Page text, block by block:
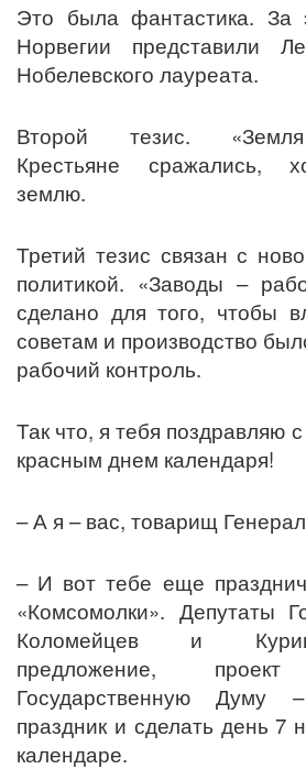
Это была фантастика. За
Норвегии представили
Нобелевского лауреата.
Второй тезис. «Земля
Крестьяне сражались,
землю.
Третий тезис связан с
политикой. «Заводы –
сделано для того, чтобы
советам и производство
рабочий контроль.
Так что, я тебя поздравляю
красным днем календаря!
– А я – вас, товарищ
– И вот тебе еще
«Комсомолки». Депутаты
Коломейцев и
предложение,
Государственную Думу
праздник и сделать день 7
календаре.